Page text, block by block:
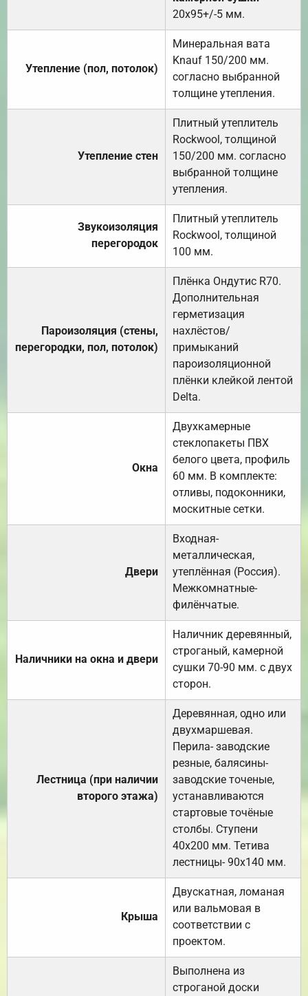
20х95+/-5 мм.
Утепление (пол, потолок)
Минеральная вата
Knauf 150/200 мм.
согласно выбранной
толщине утепления.
Утепление стен
Плитный утеплитель
Rockwool, толщиной
150/200 мм. согласно
выбранной толщине
утепления.
Звукоизоляция
перегородок
Плитный утеплитель
Rockwool, толщиной
100 мм.
Пароизоляция (стены,
перегородки, пол, потолок)
Плёнка Ондутис R70.
Дополнительная
герметизация
нахлёстов/
примыканий
пароизоляционной
плёнки клейкой лентой
Delta.
Окна
Двухкамерные
стеклопакеты ПВХ
белого цвета, профиль
60 мм. В комплекте:
отливы, подоконники,
москитные сетки.
Двери
Входная-
металлическая,
утеплённая (Россия).
Межкомнатные-
филёнчатые.
Наличники на окна и двери
Наличник деревянный,
строганый, камерной
сушки 70-90 мм. с двух
сторон.
Лестница (при наличии
второго этажа)
Деревянная, одно или
двухмаршевая.
Перила- заводские
резные, балясины-
заводские точеные,
устанавливаются
стартовые точёные
столбы. Ступени
40х200 мм. Тетива
лестницы- 90х140 мм.
Крыша
Двускатная, ломаная
или вальмовая в
соответствии с
проектом.
Выполнена из
строганой доски